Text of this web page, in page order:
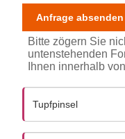
Anfrage absenden
Bitte zögern Sie
untenstehenden
Ihnen innerhalb